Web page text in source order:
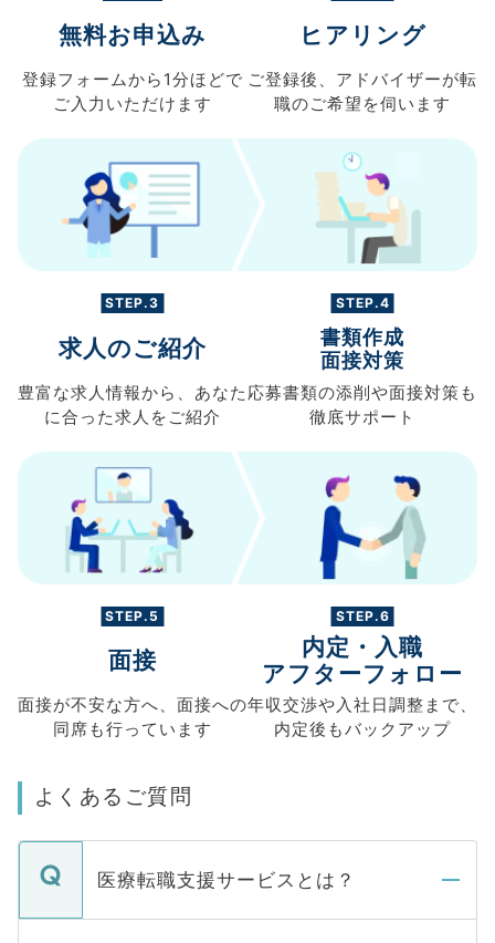
無料お申込み
登録フォームから 1分ほどで
ご入力 いただけます
ヒアリング
ご登録後、 アドバイザーが転
職のご希望を伺います
STEP.3
求人のご紹介
豊富な求人情報から、 あなた
に合った求人を ご紹介
STEP.4
書類作成
面接対策
応募書類の添削や面接対策も
徹底サポート
STEP.5
面接
面接が不安な方へ、 面接への
同席も行っています
STEP.6
内定・入職
アフターフォロー
年収交渉や入社日調整まで、
内定後もバックアップ
よくあるご質問
医療転職支援サービスとは？